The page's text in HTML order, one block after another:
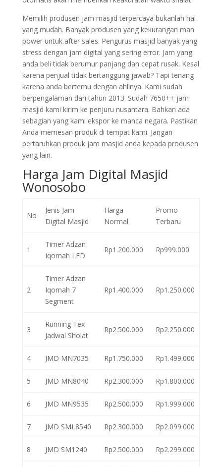
Memilih produsen jam masjid terpercaya bukanlah hal
yang mudah. Banyak produsen yang kekurangan man
power untuk after sales. Pengurus masjid banyak yang
stress dengan jam digital yang sering error. Jam yang
anda beli tidak berumur panjang dan cepat rusak. Kesal
karena penjual tidak bertanggung jawab? Tapi tenang
karena anda bertemu dengan ahlinya. Kami sudah
berpengalaman dari tahun 2013. Sudah 7650++ jam
masjid kami kirim ke penjuru nusantara. Bahkan ada
sebagian yang kami ekspor ke manca negara. Pastikan
Anda memesan produk di tempat kami. Jangan
pertaruhkan produk jam masjid anda kepada produsen
yang lain.
Harga Jam Digital Masjid
Wonosobo
No
Jenis Jam
Digital Masjid
Harga
Normal
Promo
Terbaru
1
Timer Adzan
Iqomah LED
Rp1.200.000 Rp999.000
2
Timer Adzan
Iqomah 7
Segment
Rp1.400.000 Rp1.250.000
3
Running Tex
Jadwal Sholat
Rp2.500.000 Rp2.250.000
4 JMD MN7035 Rp1.750.000 Rp1.499.000
5 JMD MN8040 Rp2.300.000 Rp1.800.000
6 JMD MN9535 Rp2.500.000 Rp1.999.000
7 JMD SML8540 Rp2.300.000 Rp2.099.000
8 JMD SM1240 Rp2.500.000 Rp2.299.000